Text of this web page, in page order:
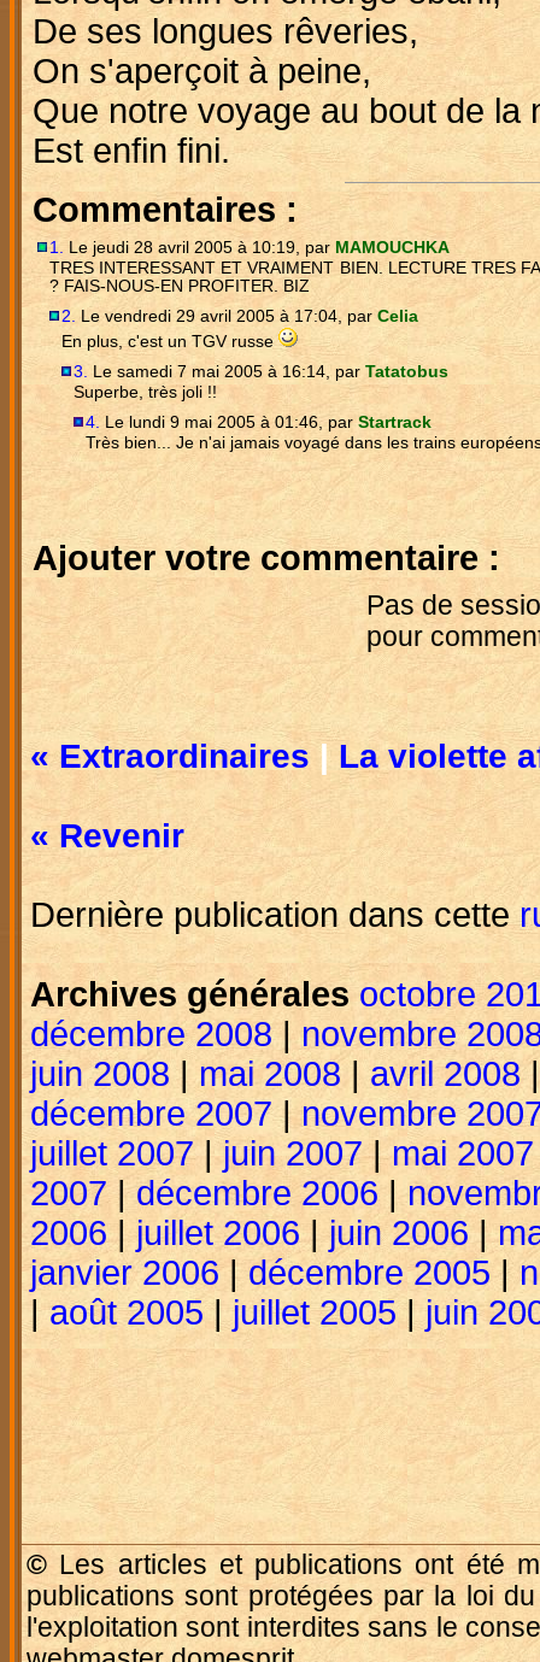
De ses longues rêveries,
On s'aperçoit à peine,
Que notre voyage au bout de la
Est enfin fini.
Commentaires :
1. Le jeudi 28 avril 2005 à 10:19, par MAMOUCHKA
TRES INTERESSANT ET VRAIMENT BIEN. LECTURE TRES
? FAIS-NOUS-EN PROFITER. BIZ
2. Le vendredi 29 avril 2005 à 17:04, par Celia
En plus, c'est un TGV russe
3. Le samedi 7 mai 2005 à 16:14, par Tatatobus
Superbe, très joli !!
4. Le lundi 9 mai 2005 à 01:46, par Startrack
Très bien... Je n'ai jamais voyagé dans les trains
Ajouter votre commentaire :
Pas de
pour
« Extraordinaires | La violette
« Revenir
Dernière publication dans cette
Archives générales octobre
décembre 2008|novembre
juin 2008 |mai 2008| avril 2008
décembre 2007| novembre
juillet 2007|juin 2007|mai 2007
2007| décembre 2006 |
2006| juillet 2006| juin 2006 |
janvier 2006| décembre 2005 |
|août 2005| juillet 2005| juin
© Les articles et publications ont été
publications sont protégées par la loi
l'exploitation sont interdites sans le